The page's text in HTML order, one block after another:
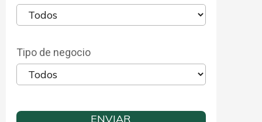
Tipo de negocio